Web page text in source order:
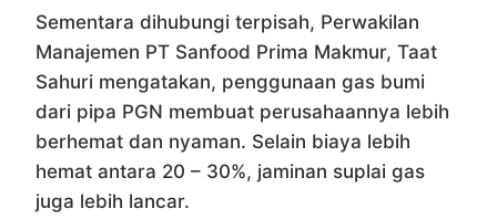
Sementara dihubungi terpisah, Perwakilan
Manajemen PT Sanfood Prima Makmur, Taat
Sahuri mengatakan, penggunaan gas bumi
dari pipa PGN membuat perusahaannya lebih
berhemat dan nyaman. Selain biaya lebih
hemat antara 20 – 30%, jaminan suplai gas
juga lebih lancar.